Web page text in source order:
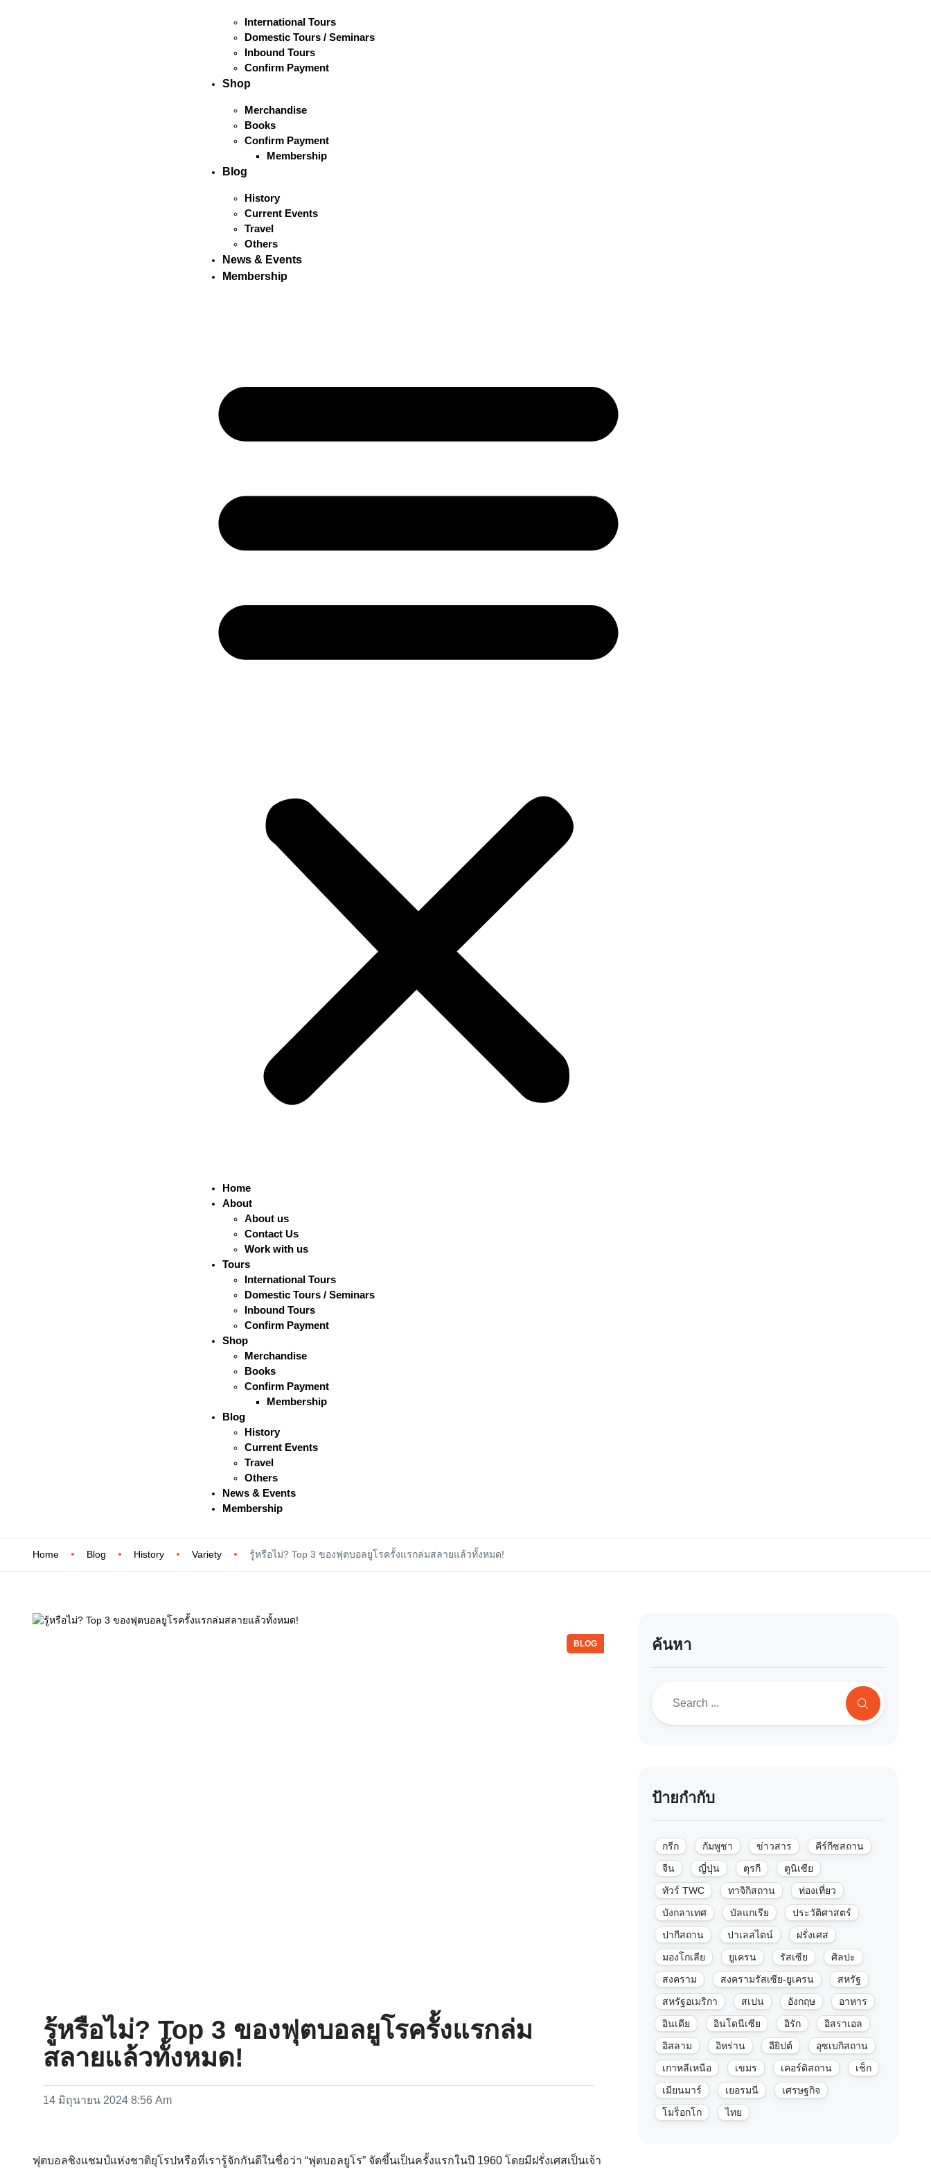
International Tours
Domestic Tours / Seminars
Inbound Tours
Confirm Payment
Shop
Merchandise
Books
Confirm Payment
Membership
Blog
History
Current Events
Travel
Others
News & Events
Membership
Home
About
About us
Contact Us
Work with us
Tours
International Tours
Domestic Tours / Seminars
Inbound Tours
Confirm Payment
Shop
Merchandise
Books
Confirm Payment
Membership
Blog
History
Current Events
Travel
Others
News & Events
Membership
Home Blog History Variety รู้หรือไม่? Top 3 ของฟุตบอลยูโรครั้งแรกล่มสลายแล้วทั้งหมด!
BLOG
รู้หรือไม่? Top 3 ของฟุตบอลยูโรครั้งแรกล่ม
สลายแล้วทั้งหมด!
14 มิถุนายน 2024 8:56 Am
ฟุตบอลชิงแชมป์แห่งชาติยุโรปหรือที่เรารู้จักกันดีในชื่อว่า “ฟุตบอลยูโร” จัดขึ้นเป็นครั้งแรกในปี 1960 โดยมีฝรั่งเศสเป็นเจ้า
ค้นหา
ป้ายกำกับ
กรีก กัมพูชา ข่าวสาร
คีร์กีซสถาน
จีน
ญี่ปุ่น ตุรกี
ตูนิเซีย
ทัวร์ TWC
ทาจิกิสถาน
ท่องเที่ยว
บังกลาเทศ
บัลแกเรีย
ประวัติศาสตร์
ปากีสถาน
ปาเลสไตน์
ฝรั่งเศส
มองโกเลีย
ยูเครน รัสเซีย
ศิลปะ
สงคราม
สงครามรัสเซีย-ยูเครน
สหรัฐ
สหรัฐอเมริกา
สเปน อังกฤษ
อาหาร
อินเดีย
อินโดนีเซีย อิรัก
อิสราเอล
อิสลาม
อิหร่าน อียิปต์
อุซเบกิสถาน
เกาหลีเหนือ
เขมร เคอร์ดิสถาน
เช็ก
เมียนมาร์
เยอรมนี
เศรษฐกิจ
โมร็อกโก
ไทย